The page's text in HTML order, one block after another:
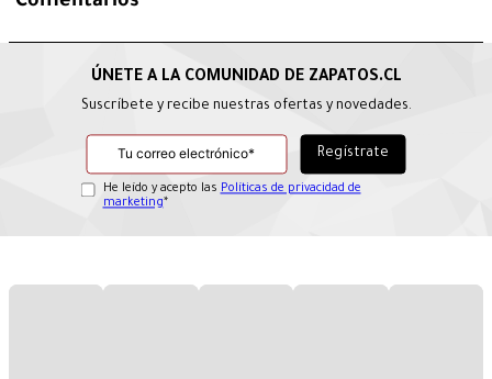
Suscríbete y recibe nuestras ofertas y novedades.
He leído y acepto las Políticas de privacidad de
marketing*